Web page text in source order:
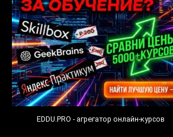
EDDU.PRO - агрегатор онлайн-курсов